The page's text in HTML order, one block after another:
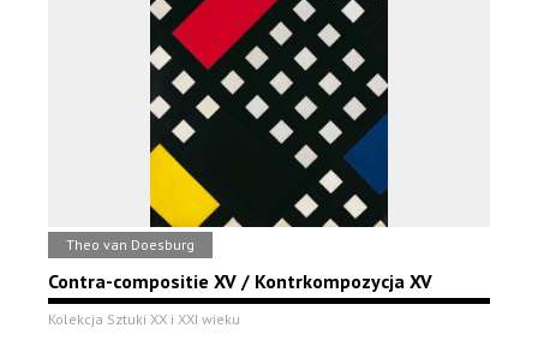
Theo van Doesburg
Contra-compositie XV / Kontrkompozycja XV
Kolekcja Sztuki XX i XXI wieku